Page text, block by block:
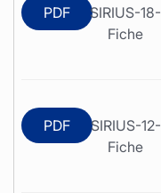
PDF
SIRIUS-18-
Fiche
PDF
SIRIUS-12-
Fiche